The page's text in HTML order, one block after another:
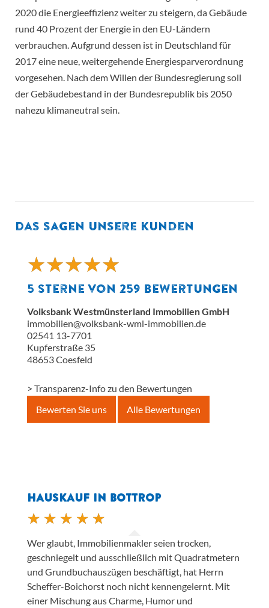
2020 die Energieeffizienz weiter zu steigern, da Gebäude
rund 40 Prozent der Energie in den EU-Ländern
verbrauchen. Aufgrund dessen ist in Deutschland für
2017 eine neue, weitergehende Energiesparverordnung
vorgesehen. Nach dem Willen der Bundesregierung soll
der Gebäudebestand in der Bundesrepublik bis 2050
nahezu klimaneutral sein.
Das sagen unsere Kunden
★★★★★
★★★★★
5 Sterne von 259 Bewertungen
Volksbank Westmünsterland Immobilien GmbH
immobilien@volksbank-wml-immobilien.de
02541 13-7701
Kupferstraße 35
48653Coesfeld
> Transparenz-Info zu den Bewertungen
Bewerten Sie uns
Alle Bewertungen
HAUSKAUF IN BOTTROP
Wer glaubt, Immobilienmakler seien trocken,
geschniegelt und ausschließlich mit Quadratmetern
und Grundbuchauszügen beschäftigt, hat Herrn
Scheffer-Boichorst noch nicht kennengelernt. Mit
einer Mischung aus Charme, Humor und